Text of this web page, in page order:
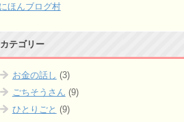
ほんブログ村
カテゴリー
お金の話し (3)
ごちそうさん (9)
ひとりごと (9)